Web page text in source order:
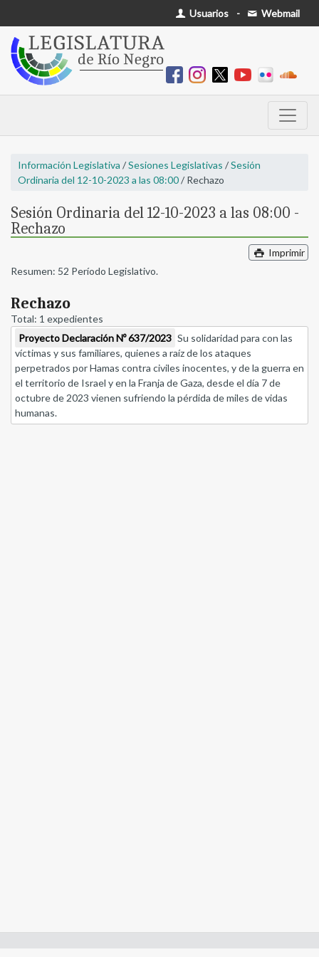
Usuarios - Webmail
Información Legislativa /Sesiones Legislativas /Sesión
Ordinaria del 12-10-2023 a las 08:00/ Rechazo
Sesión Ordinaria del 12-10-2023 a las 08:00 -
Rechazo
Imprimir
Resumen: 52 Período Legislativo.
Rechazo
Total: 1 expedientes
Proyecto Declaración Nº 637/2023 Su solidaridad para con las
víctimas y sus familiares, quienes a raíz de los ataques
perpetrados por Hamas contra civiles inocentes, y de la guerra en
el territorio de Israel y en la Franja de Gaza, desde el día 7 de
octubre de 2023 vienen sufriendo la pérdida de miles de vidas
humanas.